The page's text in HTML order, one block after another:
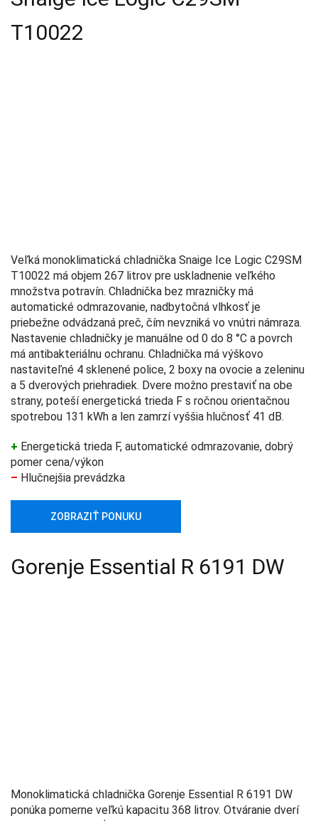
T10022
Veľká monoklimatická chladnička Snaige Ice Logic C29SM
T10022 má objem 267 litrov pre uskladnenie veľkého
množstva potravín. Chladnička bez mrazničky má
automatické odmrazovanie, nadbytočná vlhkosť je
priebežne odvádzaná preč, čím nevzniká vo vnútri námraza.
Nastavenie chladničky je manuálne od 0 do 8 °C a povrch
má antibakteriálnu ochranu. Chladnička má výškovo
nastaviteľné 4 sklenené police, 2 boxy na ovocie a zeleninu
a 5 dverových priehradiek. Dvere možno prestaviť na obe
strany, poteší energetická trieda F s ročnou orientačnou
spotrebou 131 kWh a len zamrzí vyššia hlučnosť 41 dB.
+ Energetická trieda F, automatické odmrazovanie, dobrý
pomer cena/výkon
– Hlučnejšia prevádzka
ZOBRAZIŤ PONUKU
Gorenje Essential R 6191 DW
Monoklimatická chladnička Gorenje Essential R 6191 DW
ponúka pomerne veľkú kapacitu 368 litrov. Otváranie dverí